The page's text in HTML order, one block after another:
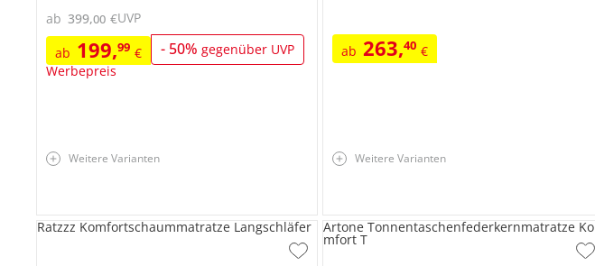
ab 199,99 € - 50%gegenüber UVP
Werbepreis
ab 399,00 €UVP
Weitere Varianten
ab 263,40 €
Weitere Varianten
Ratzzz Komfortschaummatratze Langschläfer Artone Tonnentaschenfederkernmatratze Ko
mfort T